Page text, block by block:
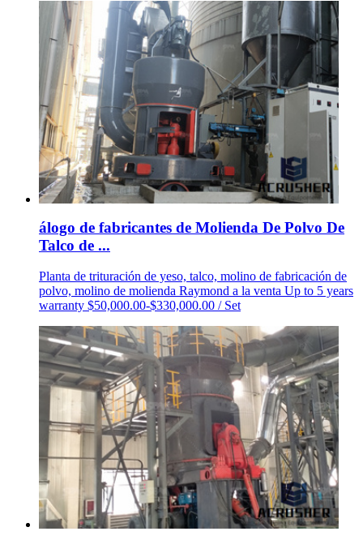
álogo de fabricantes de Molienda De Polvo De
Talco de ...
Planta de trituración de yeso, talco, molino de fabricación de
polvo, molino de molienda Raymond a la venta Up to 5 years
warranty $50,000.00-$330,000.00 / Set